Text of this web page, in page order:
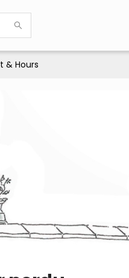
& Hours